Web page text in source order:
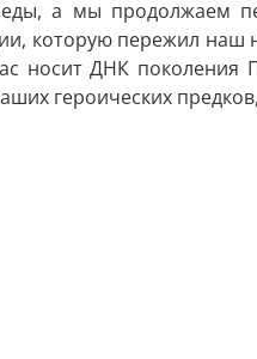
а мы продолжаем
которую пережил
носит ДНК поколения
героических